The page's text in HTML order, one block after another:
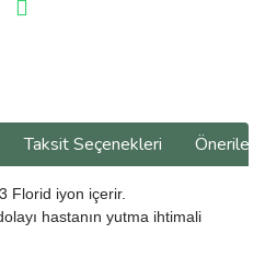
Taksit Seçenekleri
Florid iyon içerir.
hastanın yutma ihtimali